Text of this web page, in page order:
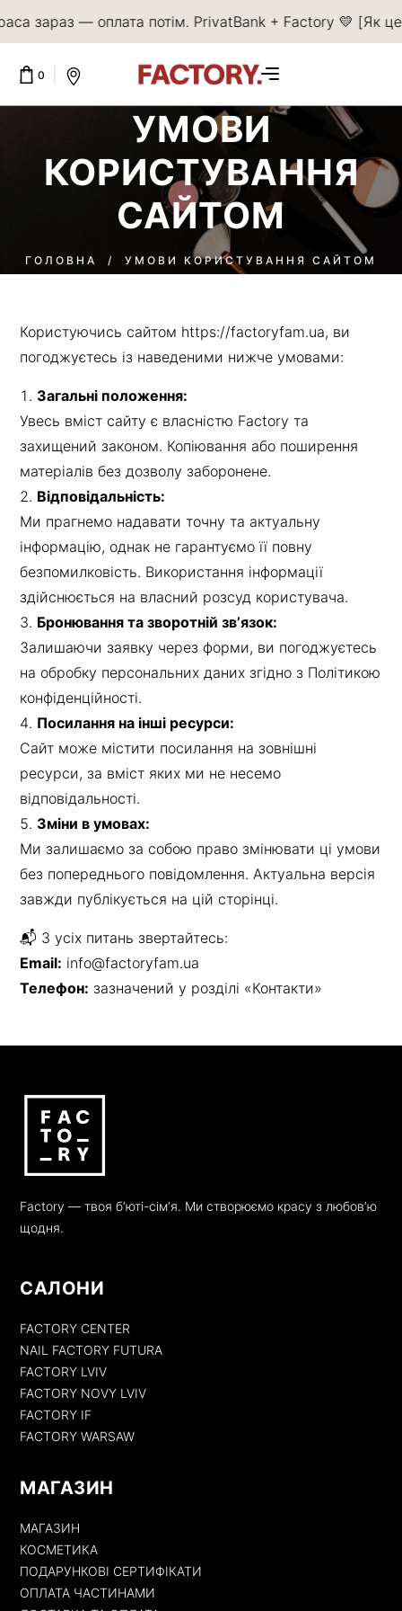
зараз — оплата потім. PrivatBank + Factory 💛 [Як
0
КОРЗИНА ПОРОЖНЯ.УМОВИ
КОРИСТУВАННЯ
САЙТОМ
ГОЛОВНА / УМОВИ КОРИСТУВАННЯ САЙТОМ
Користуючись сайтом https://factoryfam.ua, ви
погоджуєтесь із наведеними нижче умовами:
Загальні положення:
Увесь вміст сайту є власністю Factory та
захищений законом. Копіювання або поширення
матеріалів без дозволу заборонене.
Відповідальність:
Ми прагнемо надавати точну та актуальну
інформацію, однак не гарантуємо її повну
безпомилковість. Використання інформації
здійснюється на власний розсуд користувача.
Бронювання та зворотній звʼязок:
Залишаючи заявку через форми, ви погоджуєтесь
на обробку персональних даних згідно з Політикою
конфіденційності.
Посилання на інші ресурси:
Сайт може містити посилання на зовнішні
ресурси, за вміст яких ми не несемо
відповідальності.
Зміни в умовах:
Ми залишаємо за собою право змінювати ці умови
без попереднього повідомлення. Актуальна версія
завжди публікується на цій сторінці.
📬 З усіх питань звертайтесь:
Email: info@factoryfam.ua
Телефон: зазначений у розділі «Контакти»
Factory — твоя бʼюті-сімʼя. Ми створюємо красу з любовʼю
щодня.
САЛОНИ
FACTORY CENTER
NAIL FACTORY FUTURA
FACTORY LVIV
FACTORY NOVY LVIV
FACTORY IF
FACTORY WARSAW
МАГАЗИН
МАГАЗИН
КОСМЕТИКА
ПОДАРУНКОВІ СЕРТИФІКАТИ
ОПЛАТА ЧАСТИНАМИ